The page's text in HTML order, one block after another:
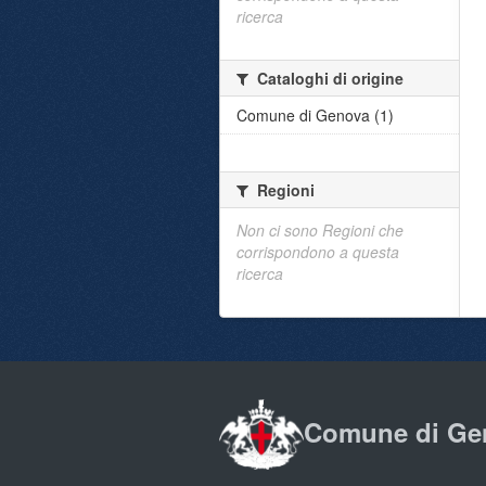
ricerca
Cataloghi di origine
Comune di Genova (1)
Regioni
Non ci sono Regioni che
corrispondono a questa
ricerca
Comune di